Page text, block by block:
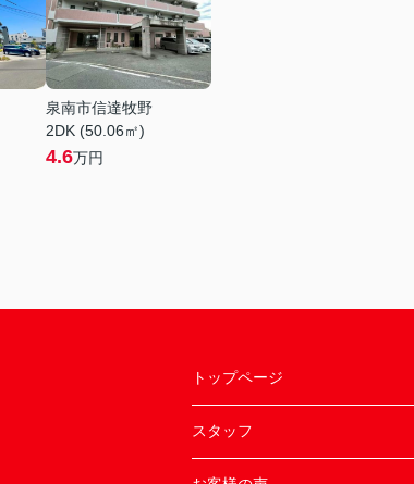
泉南市信達牧野
2DK (50.06㎡)
4.6万円
トップページ
スタッフ